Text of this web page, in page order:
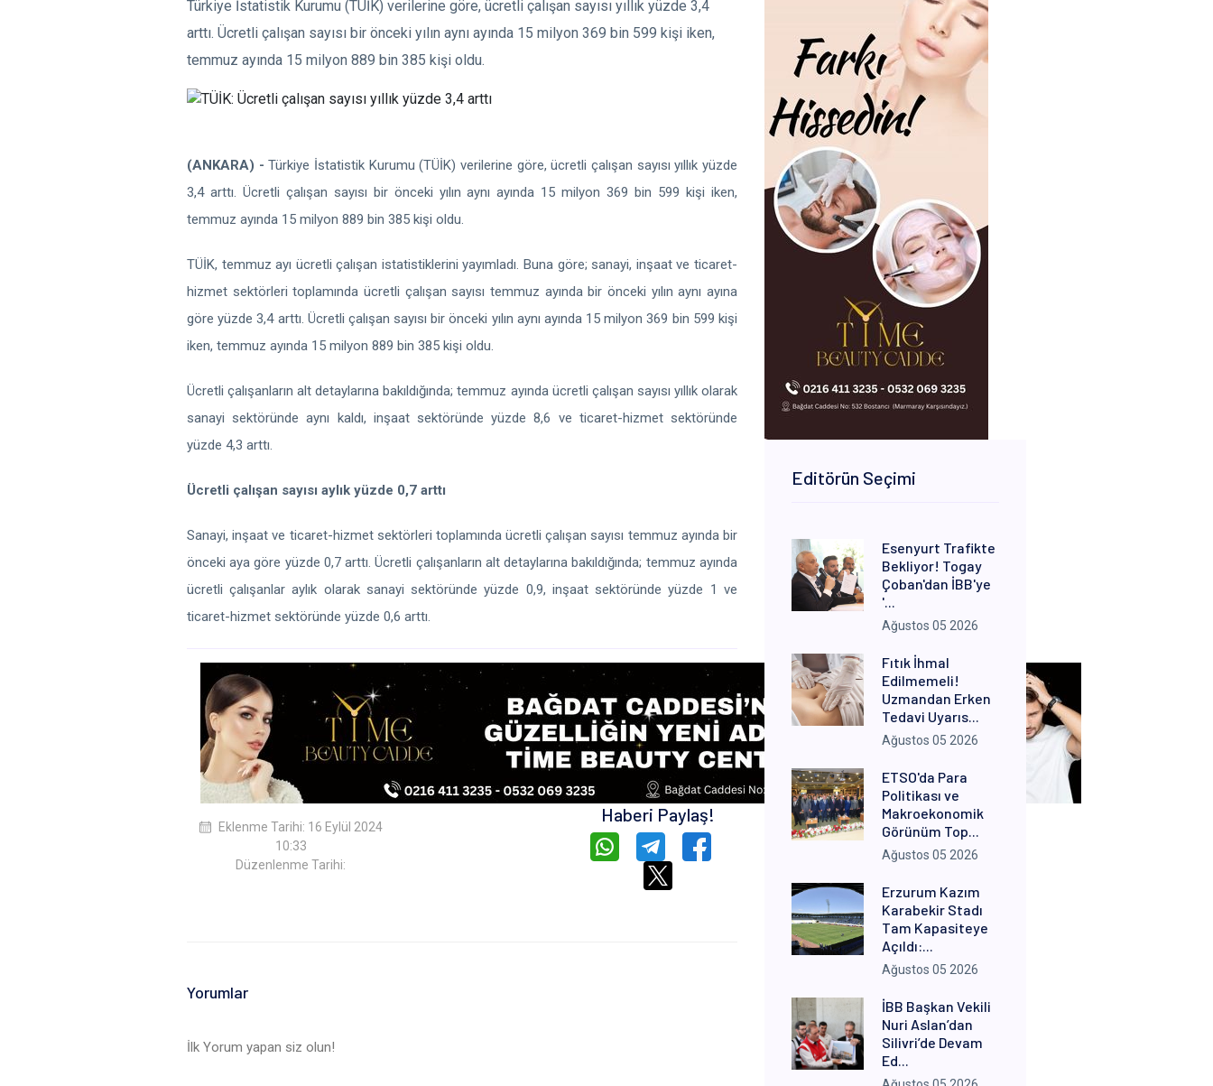
Türkiye İstatistik Kurumu (TÜİK) verilerine göre, ücretli çalışan sayısı yıllık yüzde 3,4
arttı. Ücretli çalışan sayısı bir önceki yılın aynı ayında 15 milyon 369 bin 599 kişi iken,
temmuz ayında 15 milyon 889 bin 385 kişi oldu.
(ANKARA) - Türkiye İstatistik Kurumu (TÜİK) verilerine göre, ücretli çalışan sayısı yıllık yüzde
3,4 arttı. Ücretli çalışan sayısı bir önceki yılın aynı ayında 15 milyon 369 bin 599 kişi iken,
temmuz ayında 15 milyon 889 bin 385 kişi oldu.
TÜİK, temmuz ayı ücretli çalışan istatistiklerini yayımladı. Buna göre; sanayi, inşaat ve ticaret-
hizmet sektörleri toplamında ücretli çalışan sayısı temmuz ayında bir önceki yılın aynı ayına
göre yüzde 3,4 arttı. Ücretli çalışan sayısı bir önceki yılın aynı ayında 15 milyon 369 bin 599 kişi
iken, temmuz ayında 15 milyon 889 bin 385 kişi oldu.
Ücretli çalışanların alt detaylarına bakıldığında; temmuz ayında ücretli çalışan sayısı yıllık olarak
sanayi sektöründe aynı kaldı, inşaat sektöründe yüzde 8,6 ve ticaret-hizmet sektöründe
yüzde 4,3 arttı.
Ücretli çalışan sayısı aylık yüzde 0,7 arttı
Sanayi, inşaat ve ticaret-hizmet sektörleri toplamında ücretli çalışan sayısı temmuz ayında bir
önceki aya göre yüzde 0,7 arttı. Ücretli çalışanların alt detaylarına bakıldığında; temmuz ayında
ücretli çalışanlar aylık olarak sanayi sektöründe yüzde 0,9, inşaat sektöründe yüzde 1 ve
ticaret-hizmet sektöründe yüzde 0,6 arttı.
Eklenme Tarihi: 16 Eylül 2024
10:33
Düzenlenme Tarihi:
Haberi Paylaş!
Yorumlar
İlk Yorum yapan siz olun!
Editörün Seçimi
Esenyurt Trafikte
Bekliyor! Togay
Çoban'dan İBB'ye
'...
Ağustos 05 2026
Fıtık İhmal
Edilmemeli!
Uzmandan Erken
Tedavi Uyarıs...
Ağustos 05 2026
ETSO'da Para
Politikası ve
Makroekonomik
Görünüm Top...
Ağustos 05 2026
Erzurum Kazım
Karabekir Stadı
Tam Kapasiteye
Açıldı:...
Ağustos 05 2026
İBB Başkan Vekili
Nuri Aslan’dan
Silivri’de Devam
Ed...